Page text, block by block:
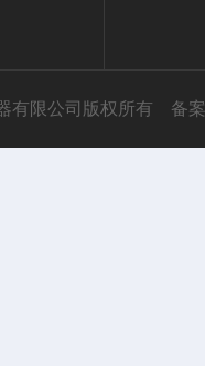
有限公司版权所有 备